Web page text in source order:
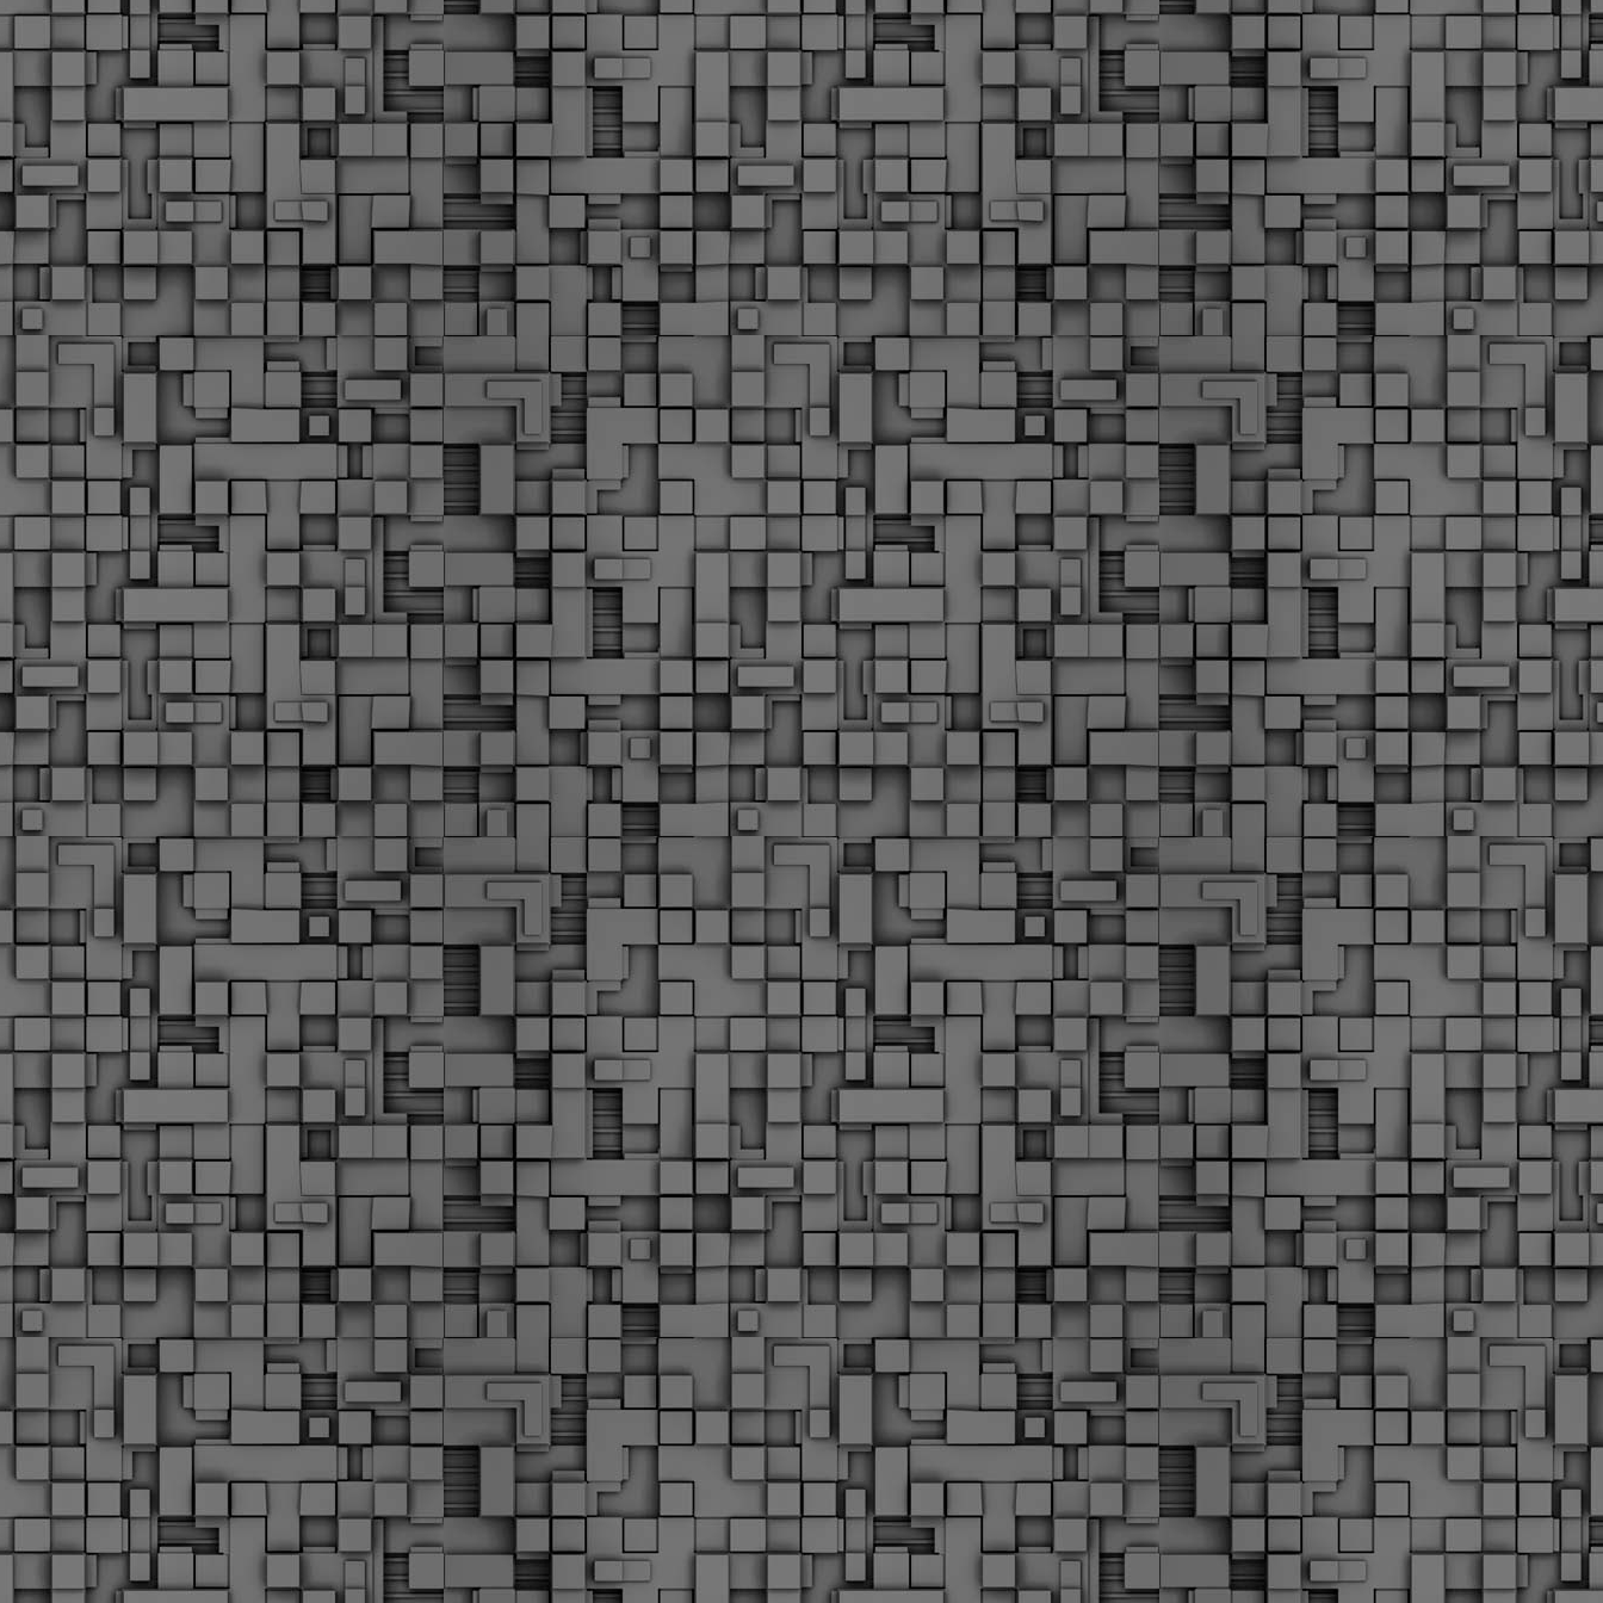
σε δήμους της χώρας. Το Dimastin, αναζητεί σχετικό
φωτογραφικό υλικό στο διαδίκτυο και σας το παρουσιάζει σε
αυτή την ανάρτηση. Επίσης, σας καλούμε, αν διαπιστώσετε ότι
μας έχουν "ξεφύγει" ορκωμοσίες, μπορείτε να στέλνετε το
φωτογραφικό τους υλικό στο dimasthes@gmail.gr ώστε να το
δημοσιεύουμε εδώ, άμεσα.
MAR
Θεσσαλονίκη: Ορκίστηκαν οι 75 νέοι δημοτικοί
αστυνομικοί – Τι τους ζήτησε ο Αγγελούδης
Ενισχύεται το έργο της δημοτικής αστυνομίας στο δήμο
Θεσσαλονίκης καθώς το πρωί της Τετάρτης 18 Μαρτίου
ορκίστηκαν οι 75 νέοι δημοτικοί αστυνομικοί.
«Με αυτούς, σε λίγους μήνες αποκτά ένα ισχυρό σώμα η
δημοτική αστυνομία. Θα είναι πιο κοντά στον πολίτη. Είχα την
ευκαιρία να είμαι σήμερα στην ορκωμοσία τους.
MAR
Ξεκίνησαν εδώ και μια εβδομάδα οι αφίξεις των
νεοπροσληφθέντων Δημοτικών Αστυνομικών στους
δήμους και οι ορκωμοσίες τους - Πλήρες
Μεγάλες μέρες ζει ο "οργανισμός" της Δημοτικής Αστυνομίας!
Να θυμίσουμε ότι κανονικές προσλήψεις στην Δημοτική
Αστυνομία έχουν να γίνουν από το 2010. Δεκαέξι ολόκληρα
χρόνια! Και βέβαια, ακόμη και με αυτές τις προσλήψεις, δεν
φτάνουμε ούτε τα 2/3 των Δημοτικών Αστυνομικών που
υπηρετούσαν το 2013 προ της κατάργησης της υπηρεσίας με
απόφαση του σημερινού πρωθυπουργού Κυριάκου Μητσοτάκη. Ας
είναι...
2
Δημοτική Αστυνομία Θεσσαλονίκης: Διμηνιαίος
απολογισμός ελέγχων τήρησης νομοθεσίας
Τον απολογισμό των δράσεων ελέγχου για τα ζώα συντροφιάς
κατά το δίμηνο Ιανουαρίου – Φεβρουαρίου 2026 παρουσιάζει η
Δημοτική Αστυνομία Θεσσαλονίκης, με στόχο την προστασία των
ζώων και την ομαλή συμβίωση στην πόλη.
FEB
18
ΣτΕ: Οριστική απόρριψη της επαναφοράς του 13ου
και 14ου μισθού για τους δημοσίους υπαλλήλους
Με την απόφαση αυτή, το ΣτΕ απορρίπτει οριστικά τις
αξιώσεις των δημοσίων υπαλλήλων για επαναφορά των
δώρων, επικυρώνοντας την τρέχουσα κατάσταση παρά τις
αντιδράσεις της ΑΔΕΔΥ
Το ΣτΕ απέρριψε οριστικά την προσφυγή της ΑΔΕΔΥ και ενός
εκπαιδευτικού για την επαναφορά των δώρων Χριστουγέννων,
Πάσχα και θερινής άδειας (13ος και 14ος μισθός) στους
εργαζόμενους του δημόσιου τομέα, κλείνοντας μια μακρά
διαμάχη δεκαετιών που αφορούσε τις μνημονιακές περικοπές.
Γνωστοποίηση έκδοσης οριστικών αποτελεσμάτων –
Παροχή οδηγιών.
► Δείτε/κατεβάστε την πολυαναμενόμενη εγκύκλιο του Υπ.
FEB
1
Με διαρροή 2 μέρες πριν την στάση εργασίας
ενημερώνει το ΣτΕ για την απόρριψη της επαναφοράς